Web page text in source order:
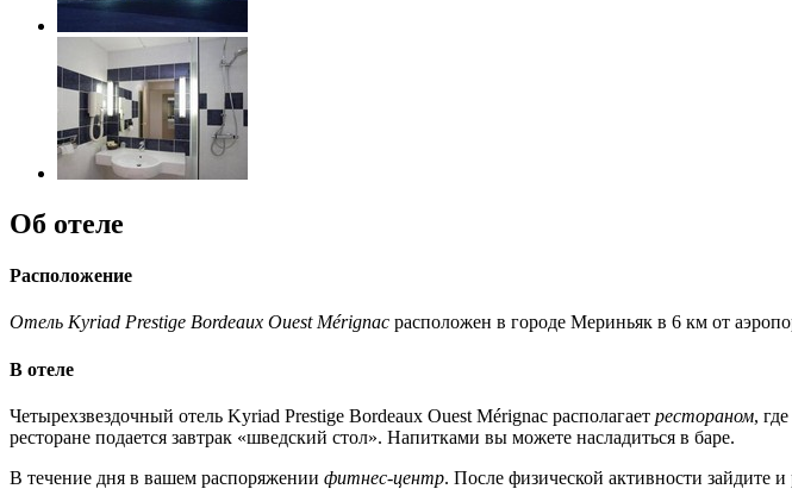
Об отеле
Расположение
Отель Kyriad Prestige Bordeaux Ouest Mérignac расположен в городе Мериньяк в 6 км от
В отеле
Четырехзвездочный отель Kyriad Prestige Bordeaux Ouest Mérignac располагает рестораном,
ресторане подается завтрак «шведский стол». Напитками вы можете насладиться в баре.
В течение дня в вашем распоряжении фитнес-центр. После физической активности зайдите и